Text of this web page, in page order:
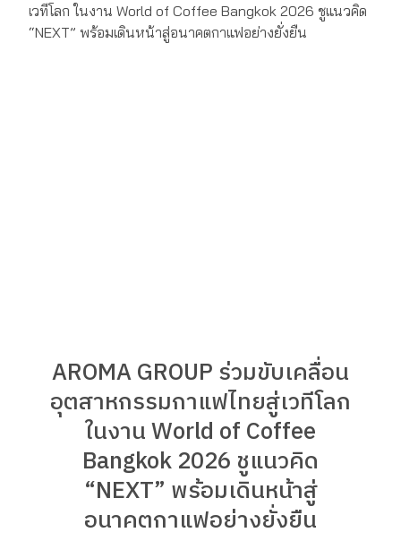
AROMA GROUP ร่วมขับเคลื่อน
อุตสาหกรรมกาแฟไทยสู่เวทีโลก
ในงาน World of Coffee
Bangkok 2026 ชูแนวคิด
“NEXT” พร้อมเดินหน้าสู่
อนาคตกาแฟอย่างยั่งยืน